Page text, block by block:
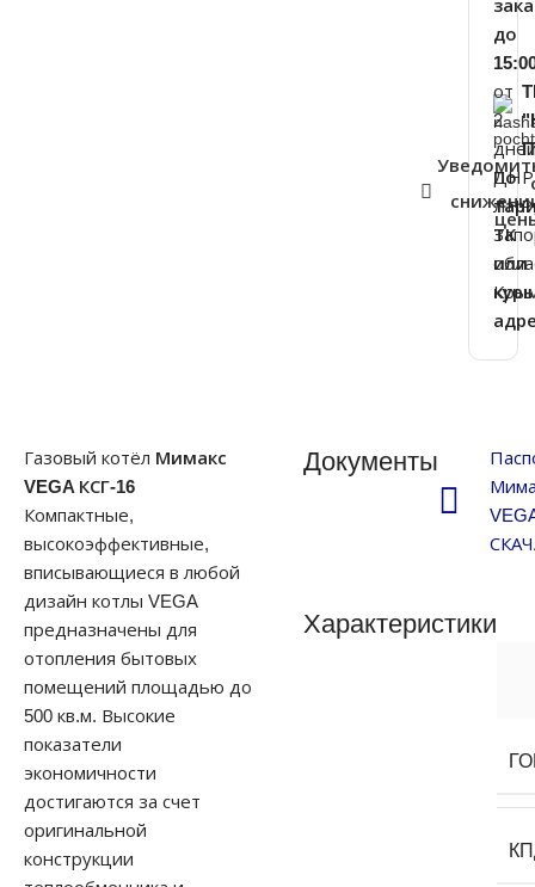
до
от
2
По
ТК
или
Газовый котёл Мимакс
VEGA КСГ-16
Компактные,
высокоэффективные,
вписывающиеся в любой
дизайн котлы VEGA
предназначены для
отопления бытовых
помещений площадью до
500 кв.м. Высокие
показатели
экономичности
достигаются за счет
оригинальной
конструкции
Документы
Характеристики